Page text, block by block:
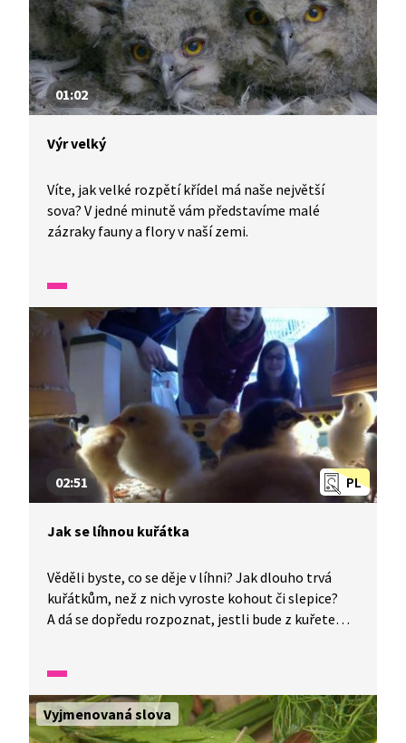
01:02
Výr velký
Víte, jak velké rozpětí křídel má naše největší
sova? V jedné minutě vám představíme malé
zázraky fauny a flory v naší zemi.
PL
02:51
Jak se líhnou kuřátka
Věděli byste, co se děje v líhni? Jak dlouho trvá
kuřátkům, než z nich vyroste kohout či slepice?
A dá se dopředu rozpoznat, jestli bude z kuřete
Vyjmenovaná slova